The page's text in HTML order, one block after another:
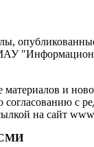
и
согласованию с
на сайт